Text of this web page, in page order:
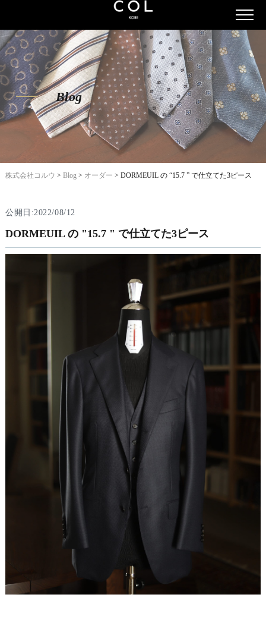
Blog
株式会社コルウ > Blog> オーダー > DORMEUIL の “15.7 ” で仕立てた3ピース
公開日:2022/08/12
DORMEUIL の "15.7 " で仕立てた3ピース